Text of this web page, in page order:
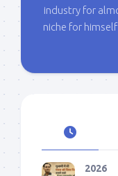
industry for
niche for
2026